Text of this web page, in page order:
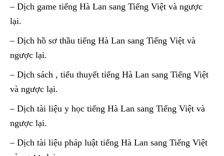
– Dịch game tiếng Hà Lan sang Tiếng Việt và ngược
lại.
– Dịch hồ sơ thầu tiếng Hà Lan sang Tiếng Việt và
ngược lại.
– Dịch sách , tiểu thuyết tiếng Hà Lan sang Tiếng Việt
và ngược lại.
– Dịch tài liệu y học tiếng Hà Lan sang Tiếng Việt và
ngược lại.
– Dịch tài liệu pháp luật tiếng Hà Lan sang Tiếng Việt